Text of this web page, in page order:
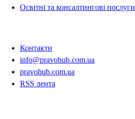
Освітні та консалтингові послуги
Контакти
info@pravohub.com.ua
pravohub.com.ua
RSS лента